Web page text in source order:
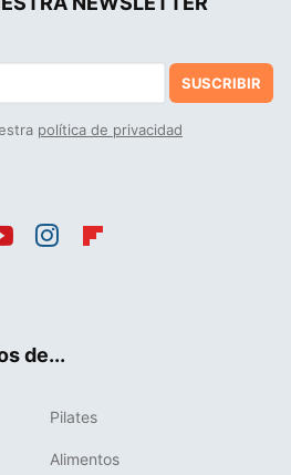
SUSCRIBIR
política de privacidad
de...
Pilates
Alimentos